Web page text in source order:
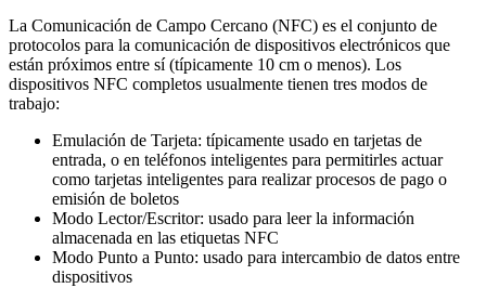
La Comunicación de Campo Cercano (NFC) es el conjunto de
protocolos para la comunicación de dispositivos electrónicos que
están próximos entre sí (típicamente 10 cm o menos). Los
dispositivos NFC completos usualmente tienen tres modos de
trabajo:
Emulación de Tarjeta: típicamente usado en tarjetas de
entrada, o en teléfonos inteligentes para permitirles actuar
como tarjetas inteligentes para realizar procesos de pago o
emisión de boletos
Modo Lector/Escritor: usado para leer la información
almacenada en las etiquetas NFC
Modo Punto a Punto: usado para intercambio de datos entre
dispositivos